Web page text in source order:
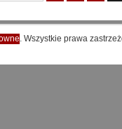
. Wszystkie prawa